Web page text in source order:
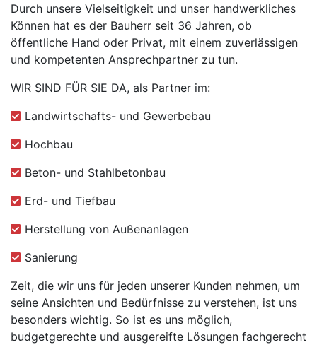
Durch unsere Vielseitigkeit und unser handwerkliches
Können hat es der Bauherr seit 36 Jahren, ob
öffentliche Hand oder Privat, mit einem zuverlässigen
und kompetenten Ansprechpartner zu tun.
WIR SIND FÜR SIE DA, als Partner im:
Landwirtschafts- und Gewerbebau
Hochbau
Beton- und Stahlbetonbau
Erd- und Tiefbau
Herstellung von Außenanlagen
Sanierung
Zeit, die wir uns für jeden unserer Kunden nehmen, um
seine Ansichten und Bedürfnisse zu verstehen, ist uns
besonders wichtig. So ist es uns möglich,
budgetgerechte und ausgereifte Lösungen fachgerecht